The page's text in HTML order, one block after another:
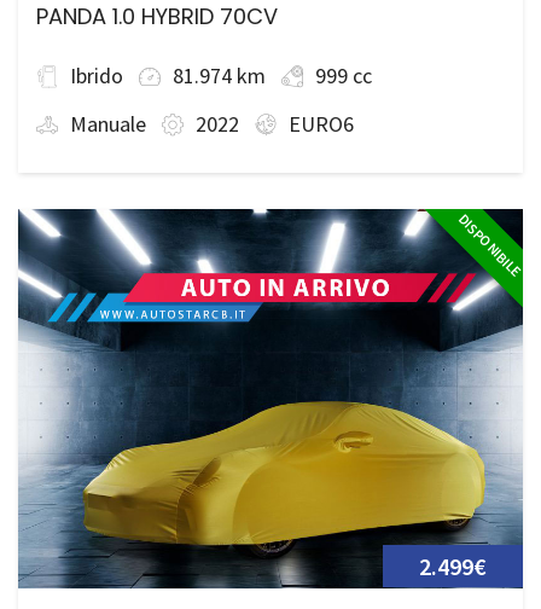
PANDA 1.0 HYBRID 70CV
Ibrido 81.974 km
999 cc
Manuale
2022 EURO6
DISPONIBILE
2.499€